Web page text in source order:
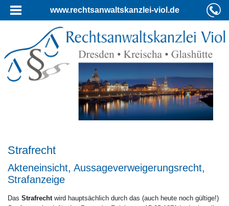
www.rechtsanwaltskanzlei-viol.de
Strafrecht
Akteneinsicht, Aussageverweigerungsrecht,
Strafanzeige
Das Strafrecht wird hauptsächlich durch das (auch heute noch gültige!)